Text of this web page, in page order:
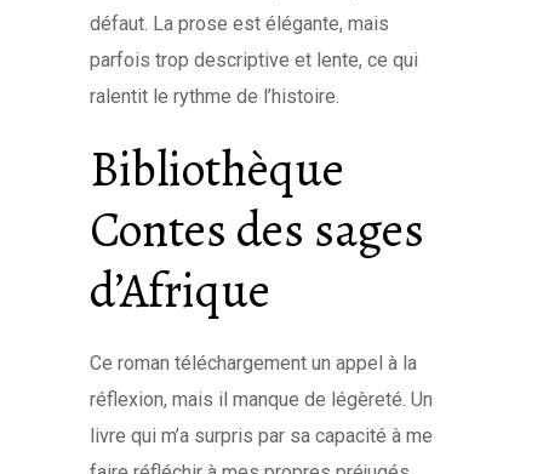
défaut. La prose est élégante, mais
parfois trop descriptive et lente, ce qui
ralentit le rythme de l’histoire.
Bibliothèque
Contes des sages
d’Afrique
Ce roman téléchargement un appel à la
réflexion, mais il manque de légèreté. Un
livre qui m’a surpris par sa capacité à me